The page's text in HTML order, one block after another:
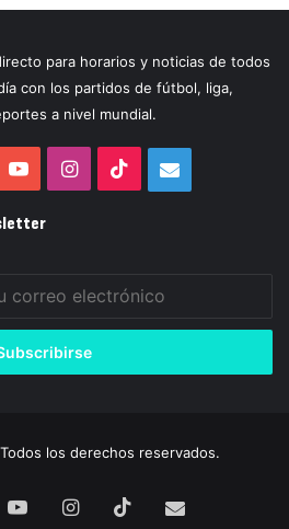
para horarios y noticias de todos
con los partidos de fútbol, liga,
a nivel mundial.
YouTubeInstagram
TikTokCorreo
los derechos reservados.
YouTubeInstagram
TikTokCorreo